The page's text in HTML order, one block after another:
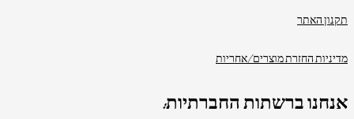
תקנון האתר
מדיניות החזרת מוצרים/אחריות
אנחנו ברשתות החברתיות: